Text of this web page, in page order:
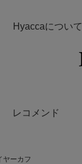
レコメンド
Hyaccaについて
ヤーカフ